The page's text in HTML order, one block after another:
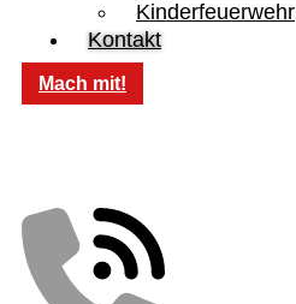
Kinderfeuerwehr
Kontakt
Mach mit!